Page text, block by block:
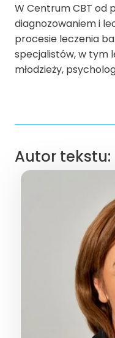
W Centrum CBT od
diagnozowaniem i
procesie leczenia
specjalistów, w tym
młodzieży,
Autor tekstu: